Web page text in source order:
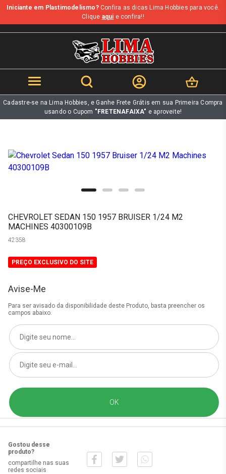
b
Iniciante em Plastimodelismo?Confira as dicas Lima Hobbies para você.
Clique aqui e confira!!
Cadastre-se na Lima Hobbies, e Ganhe Frete Grátis em sua Primeira Compra
usando o Cupom "FRETENAFAIXA" e aproveite!
CHEVROLET SEDAN 150 1957 BRUISER 1/24 M2
MACHINES 40300109B
42358
PREÇO EXCLUSIVO DO SITE
Avise-Me
Para ser avisado da disponibilidade deste Produto, basta preencher os
campos abaixo.
Gostou desse
produto?
compartilhe nas suas
redes sociais